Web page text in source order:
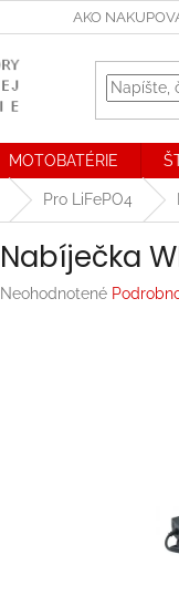
AKO
MOTOBATÉRIE
Pro LiFePO4
Nabíječka
Priemerné
Neohodnotené